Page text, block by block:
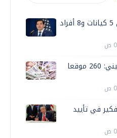
عقوبات أمريكية جديدة على 5 كيانات و8 أفراد
وزير السياحة والآثار الفلسطيني: 260 موقعا
في تأييد